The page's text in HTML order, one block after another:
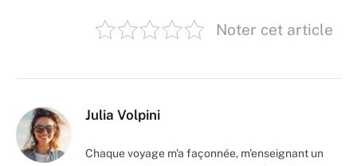
Noter cet article
Julia Volpini
Chaque voyage m'a façonnée, m'enseignant un